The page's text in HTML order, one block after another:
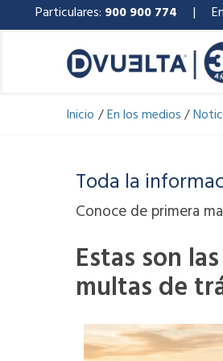
al
Particulares: 900 900 774 |
Inicio En los medios
Toda la
Conoce de primera
Estas son
multas de